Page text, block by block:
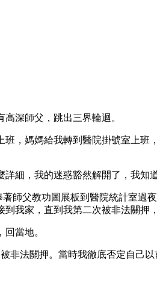
深師父，跳出三界輪迴。
，媽媽給我轉到醫院掛號室上
細，我的迷惑豁然解開了，我知
師父教功圖展板到醫院統計室
我家，直到我第二次被非法關押
當地。
非法關押。當時我徹底否定自